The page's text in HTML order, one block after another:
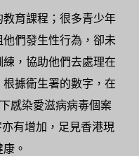
育課程；很多青少年
們發生性行為，卻未
，協助他們去處理在
據衛生署的數字，在
感染愛滋病病毒個案
有增加，足見香港現
。